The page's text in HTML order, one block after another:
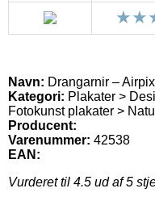
Navn: Drangarnir –
Kategori: Plakater >
Fotokunst plakater >
Producent:
Varenummer: 42538
EAN:
Vurderet til 4.5 ud af 5